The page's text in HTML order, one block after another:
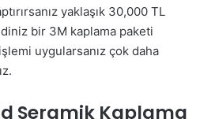
yaklaşık 30,000 TL
bir 3M kaplama paketi
uygularsanız çok daha
Seramik Kaplama